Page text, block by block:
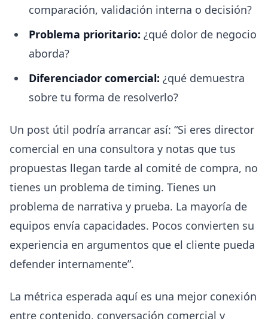
comparación, validación interna o decisión?
Problema prioritario: ¿qué dolor de negocio
aborda?
Diferenciador comercial: ¿qué demuestra
sobre tu forma de resolverlo?
Un post útil podría arrancar así: “Si eres director
comercial en una consultora y notas que tus
propuestas llegan tarde al comité de compra, no
tienes un problema de timing. Tienes un
problema de narrativa y prueba. La mayoría de
equipos envía capacidades. Pocos convierten su
experiencia en argumentos que el cliente pueda
defender internamente”.
La métrica esperada aquí es una mejor conexión
entre contenido, conversación comercial y